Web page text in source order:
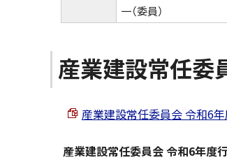
一（委員）
産業建設常任委
産業建設常任委員会 令和6年
産業建設常任委員会 令和6年度